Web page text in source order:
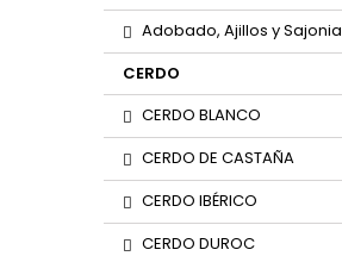
Adobado, Ajillos y Sajonia
CERDO
CERDO BLANCO
CERDO DE CASTAÑA
CERDO IBÉRICO
CERDO DUROC